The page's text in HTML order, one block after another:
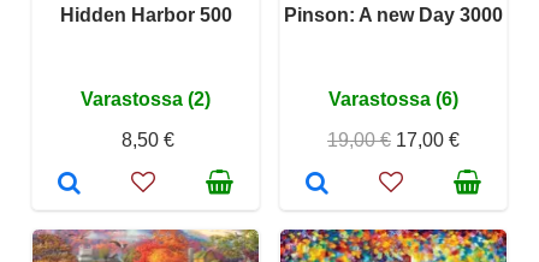
Hidden Harbor 500
Varastossa (2)
8,50 €
Pinson: A new Day 3000
Varastossa (6)
19,00 € 17,00 €